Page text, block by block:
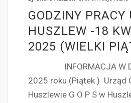
GODZINY PRACY
HUSZLEW -18
2025 (WIELKI
INFORMACJA W
2025 roku (Piątek ) Urząd
Huszlewie G O P S w